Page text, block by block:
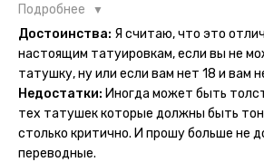
просто не "усиживались", не те
вообще слазили, вот недавно сделала
через сутки проявился и все ещё
потому что у меня ещё очень много
татуировок(
Подробнее
Достоинства: Я считаю, что это
настоящим татуировкам, если вы не
татушку, ну или если вам нет 18 и вам
Недостатки: Иногда может быть
тех татушек которые должны быть
столько критично. И прошу больше не
переводные.